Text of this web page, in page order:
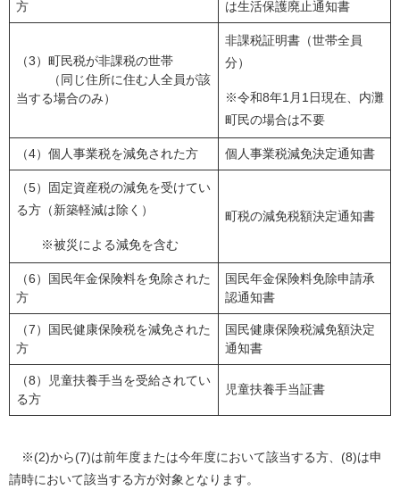
方 は生活保護廃止通知書
（3）町民税が非課税の世帯
（同じ住所に住む人全員が該
当する場合のみ）
非課税証明書（世帯全員
分）
※令和8年1月1日現在、内灘
町民の場合は不要
（4）個人事業税を減免された方 個人事業税減免決定通知書
（5）固定資産税の減免を受けてい
る方（新築軽減は除く）
※被災による減免を含む
町税の減免税額決定通知書
（6）国民年金保険料を免除された
方
国民年金保険料免除申請承
認通知書
（7）国民健康保険税を減免された
方
国民健康保険税減免額決定
通知書
（8）児童扶養手当を受給されてい
る方
児童扶養手当証書
※(2)から(7)は前年度または今年度において該当する方、(8)は申
請時において該当する方が対象となります。